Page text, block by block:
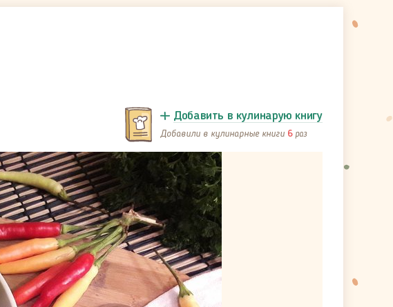
Добавить в кулинарую книгу
Добавили в кулинарные книги 6 раз